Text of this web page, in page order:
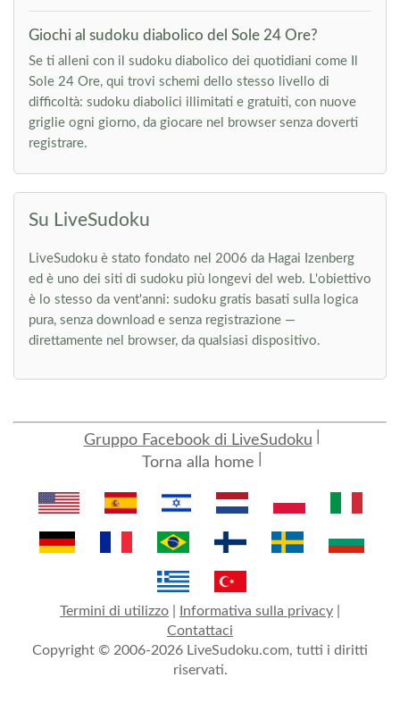
Giochi al sudoku diabolico del Sole 24 Ore?
Se ti alleni con il sudoku diabolico dei quotidiani come Il
Sole 24 Ore, qui trovi schemi dello stesso livello di
difficoltà: sudoku diabolici illimitati e gratuiti, con nuove
griglie ogni giorno, da giocare nel browser senza doverti
registrare.
Su LiveSudoku
LiveSudoku è stato fondato nel 2006 da Hagai Izenberg
ed è uno dei siti di sudoku più longevi del web. L'obiettivo
è lo stesso da vent'anni: sudoku gratis basati sulla logica
pura, senza download e senza registrazione —
direttamente nel browser, da qualsiasi dispositivo.
Gruppo Facebook di LiveSudoku
Torna alla home
Termini di utilizzo Informativa sulla privacy
Contattaci
Copyright © 2006-2026 LiveSudoku.com, tutti i diritti
riservati.